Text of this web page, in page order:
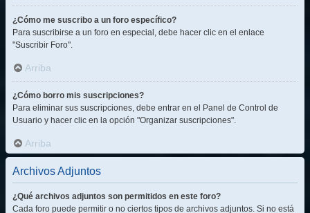
¿Cómo me suscribo a un foro específico?
Para suscribirse a un foro en especial, debe hacer clic en el enlace
"Suscribir Foro".
Arriba
¿Cómo borro mis suscripciones?
Para eliminar sus suscripciones, debe entrar en el Panel de Control de
Usuario y hacer clic en la opción "Organizar suscripciones".
Arriba
Archivos Adjuntos
¿Qué archivos adjuntos son permitidos en este foro?
Cada foro puede permitir o no ciertos tipos de archivos adjuntos. Si no está